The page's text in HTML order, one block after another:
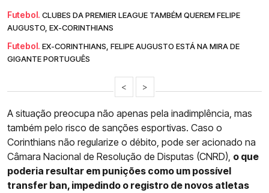
Futebol. CLUBES DA PREMIER LEAGUE TAMBÉM QUEREM FELIPE
AUGUSTO, EX-CORINTHIANS
Futebol. EX-CORINTHIANS, FELIPE AUGUSTO ESTÁ NA MIRA DE
GIGANTE PORTUGUÊS
< >
A situação preocupa não apenas pela inadimplência, mas
também pelo risco de sanções esportivas. Caso o
Corinthians não regularize o débito, pode ser acionado na
Câmara Nacional de Resolução de Disputas (CNRD), o que
poderia resultar em punições como um possível
transfer ban, impedindo o registro de novos atletas